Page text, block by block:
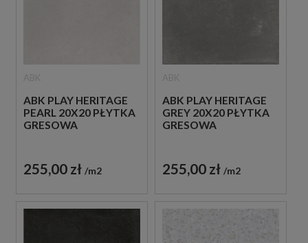
ABK PLAY HERITAGE
PEARL 20X20 PŁYTKA
GRESOWA
255,00 zł m2
ABK PLAY HERITAGE
GREY 20X20 PŁYTKA
GRESOWA
255,00 zł m2